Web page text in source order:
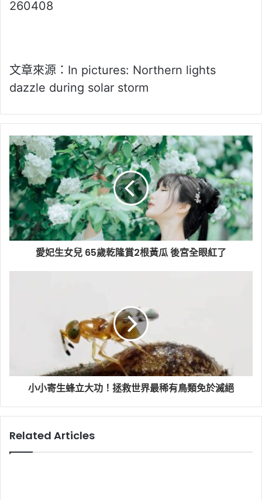
260408
文章來源：In pictures: Northern lights
dazzle during solar storm
愛妃生女兒 65歲乾隆賞2根黃瓜 後宮全眼紅了
小小寄生蜂立大功！拯救世界最稀有鳥類免於滅絕
Related Articles